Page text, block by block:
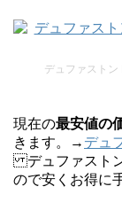
デュファスト
現在の最安値の
きます。→ デュ
デュファストン
ので安くお得に